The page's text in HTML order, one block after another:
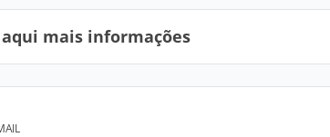
mais informações